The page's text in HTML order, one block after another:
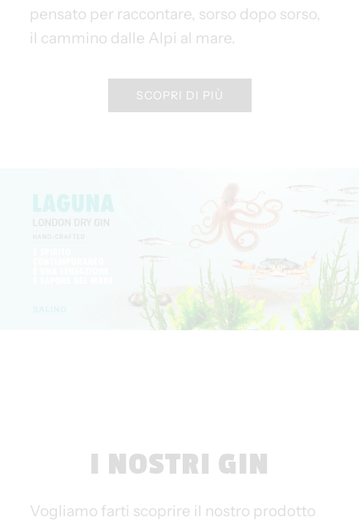
pensato per raccontare, sorso dopo sorso,
il cammino dalle Alpi al mare.
SCOPRI DI PIÙ
I NOSTRI GIN
Vogliamo farti scoprire il nostro prodotto